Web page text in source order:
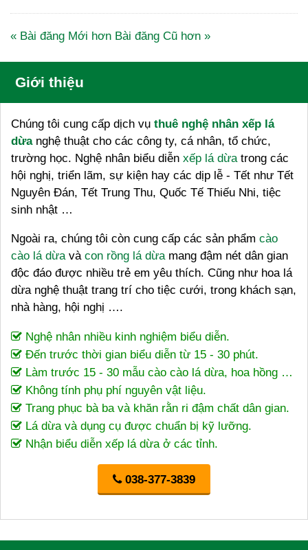
« Bài đăng Mới hơn Bài đăng Cũ hơn »
Giới thiệu
Chúng tôi cung cấp dịch vụ thuê nghệ nhân xếp lá
dừanghệ thuật cho các công ty, cá nhân, tổ chức,
trường học. Nghệ nhân biểu diễn xếp lá dừa trong các
hội nghị, triển lãm, sự kiện hay các dịp lễ - Tết như Tết
Nguyên Đán, Tết Trung Thu, Quốc Tế Thiếu Nhi, tiệc
sinh nhật …
Ngoài ra, chúng tôi còn cung cấp các sản phẩm cào
cào lá dừa và con rồng lá dừa mang đậm nét dân gian
độc đáo được nhiều trẻ em yêu thích. Cũng như hoa lá
dừa nghệ thuật trang trí cho tiệc cưới, trong khách sạn,
nhà hàng, hội nghị ….
Nghệ nhân nhiều kinh nghiệm biểu diễn.
Đến trước thời gian biểu diễn từ 15 - 30 phút.
Làm trước 15 - 30 mẫu cào cào lá dừa, hoa hồng …
Không tính phụ phí nguyên vật liệu.
Trang phục bà ba và khăn rằn ri đậm chất dân gian.
Lá dừa và dụng cụ được chuẩn bị kỹ lưỡng.
Nhận biểu diễn xếp lá dừa ở các tỉnh.
038-377-3839